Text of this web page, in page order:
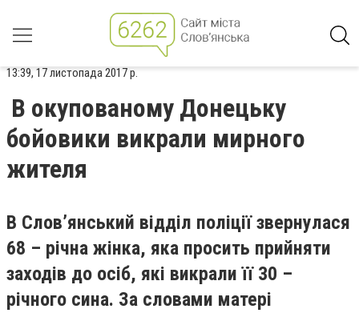
13:39, 17 листопада 2017 р.
В окупованому Донецьку
бойовики викрали мирного
жителя
В Слов’янський відділ поліції звернулася
68 – річна жінка, яка просить прийняти
заходів до осіб, які викрали її 30 –
річного сина. За словами матері